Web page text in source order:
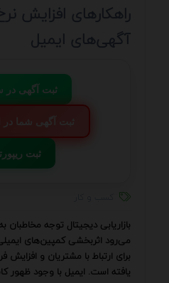
راهکارهای افزایش
آگهی‌های ایمیل
📢 ثبت آگهی در
💬 ثبت آگهی شما
📰 ثبت
بازاریابی دیجیتال توجه
می‌رود اثربخشی کمپین‌های
برای ارتباط با مشتریان و
یافته است. ایمیل با وجود ظهور